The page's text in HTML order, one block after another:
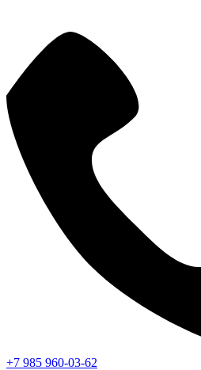
+7 985 960-03-62